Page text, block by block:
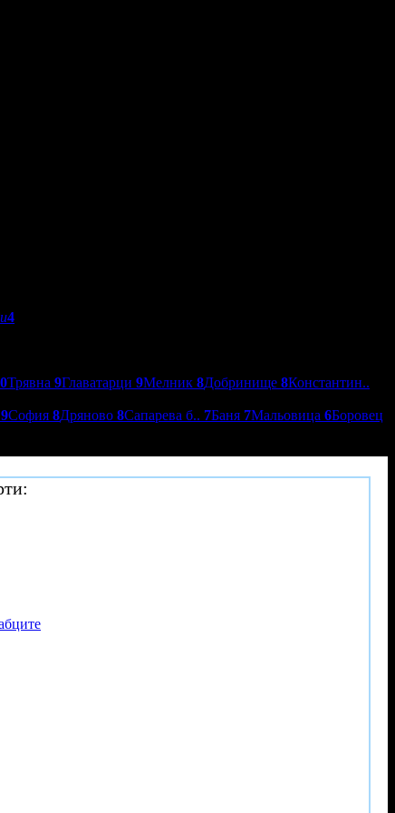
4
Трявна 9Главатарци 9Мелник 8Добринище 8Константин..
9София 8Дряново 8Сапарева б.. 7Баня 7Мальовица 6Боровец